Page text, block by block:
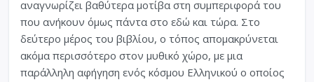
αναγνωρίζει βαθύτερα μοτίβα στη συμπεριφορά του
που ανήκουν όμως πάντα στο εδώ και τώρα. Στο
δεύτερο μέρος του βιβλίου, ο τόπος απομακρύνεται
ακόμα περισσότερο στον μυθικό χώρο, με μια
παράλληλη αφήγηση ενός κόσμου Ελληνικού ο οποίος